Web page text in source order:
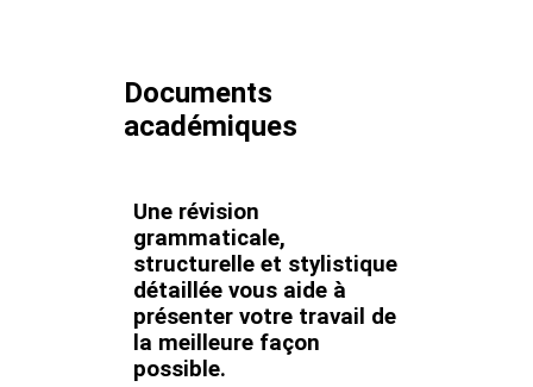
Documents
académiques
Une révision
grammaticale,
structurelle et stylistique
détaillée vous aide à
présenter votre travail de
la meilleure façon
possible.